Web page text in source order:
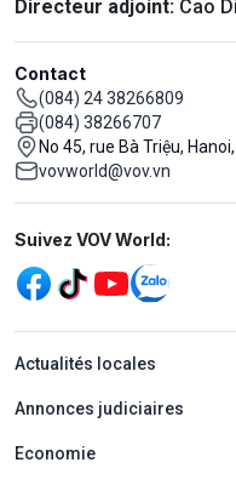
Directeur adjoint: Cao
Contact
(084) 24 38266809
(084) 38266707
No 45, rue Bà Triệu,
vovworld@vov.vn
Mạng xã hội
Suivez VOV World:
menu footer
Actualités locales
Annonces judiciaires
Economie